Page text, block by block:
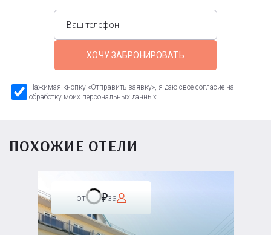
ХОЧУ ЗАБРОНИРОВАТЬ
Нажимая кнопку «Отправить заявку», я даю свое согласие на
обработку моих персональных данных
ПОХОЖИЕ ОТЕЛИ
от за